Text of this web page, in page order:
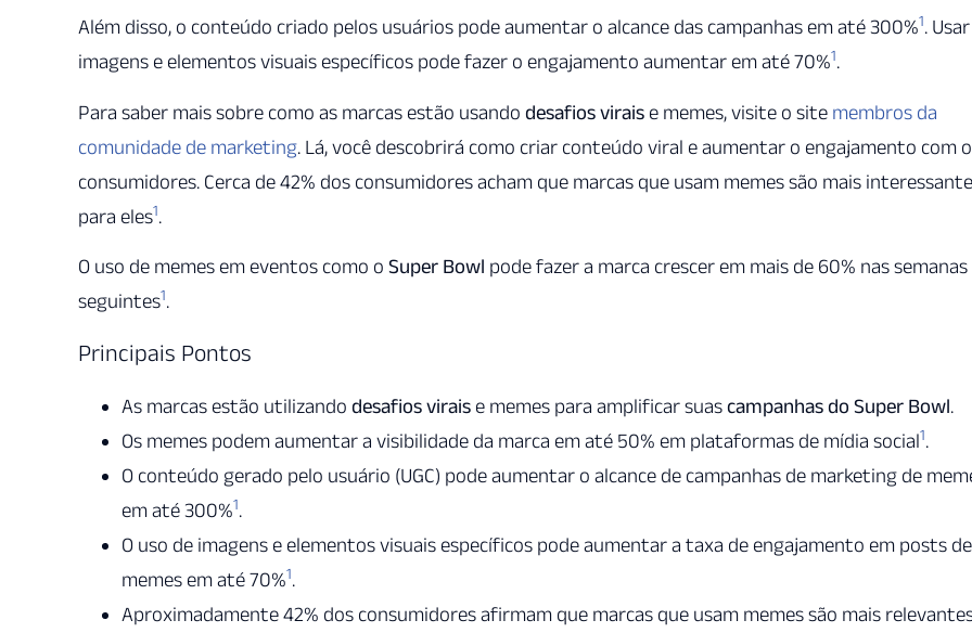
Além disso, o conteúdo criado pelos usuários pode aumentar o alcance das campanhas em até 300%1. Usar
imagens e elementos visuais específicos pode fazer o engajamento aumentar em até 70%1.
Para saber mais sobre como as marcas estão usando desafios virais e memes, visite o site membros da
comunidade de marketing. Lá, você descobrirá como criar conteúdo viral e aumentar o engajamento com
consumidores. Cerca de 42% dos consumidores acham que marcas que usam memes são mais
para eles1.
O uso de memes em eventos como o Super Bowl pode fazer a marca crescer em mais de 60% nas semanas
seguintes1.
Principais Pontos
As marcas estão utilizando desafios virais e memes para amplificar suascampanhas do Super Bowl.
Os memes podem aumentar a visibilidade da marca em até 50% em plataformas de mídia social1.
O conteúdo gerado pelo usuário (UGC) pode aumentar o alcance de campanhas de marketing de
em até 300%1.
O uso de imagens e elementos visuais específicos pode aumentar a taxa de engajamento em posts de
memes em até 70%1.
Aproximadamente 42% dos consumidores afirmam que marcas que usam memes são mais